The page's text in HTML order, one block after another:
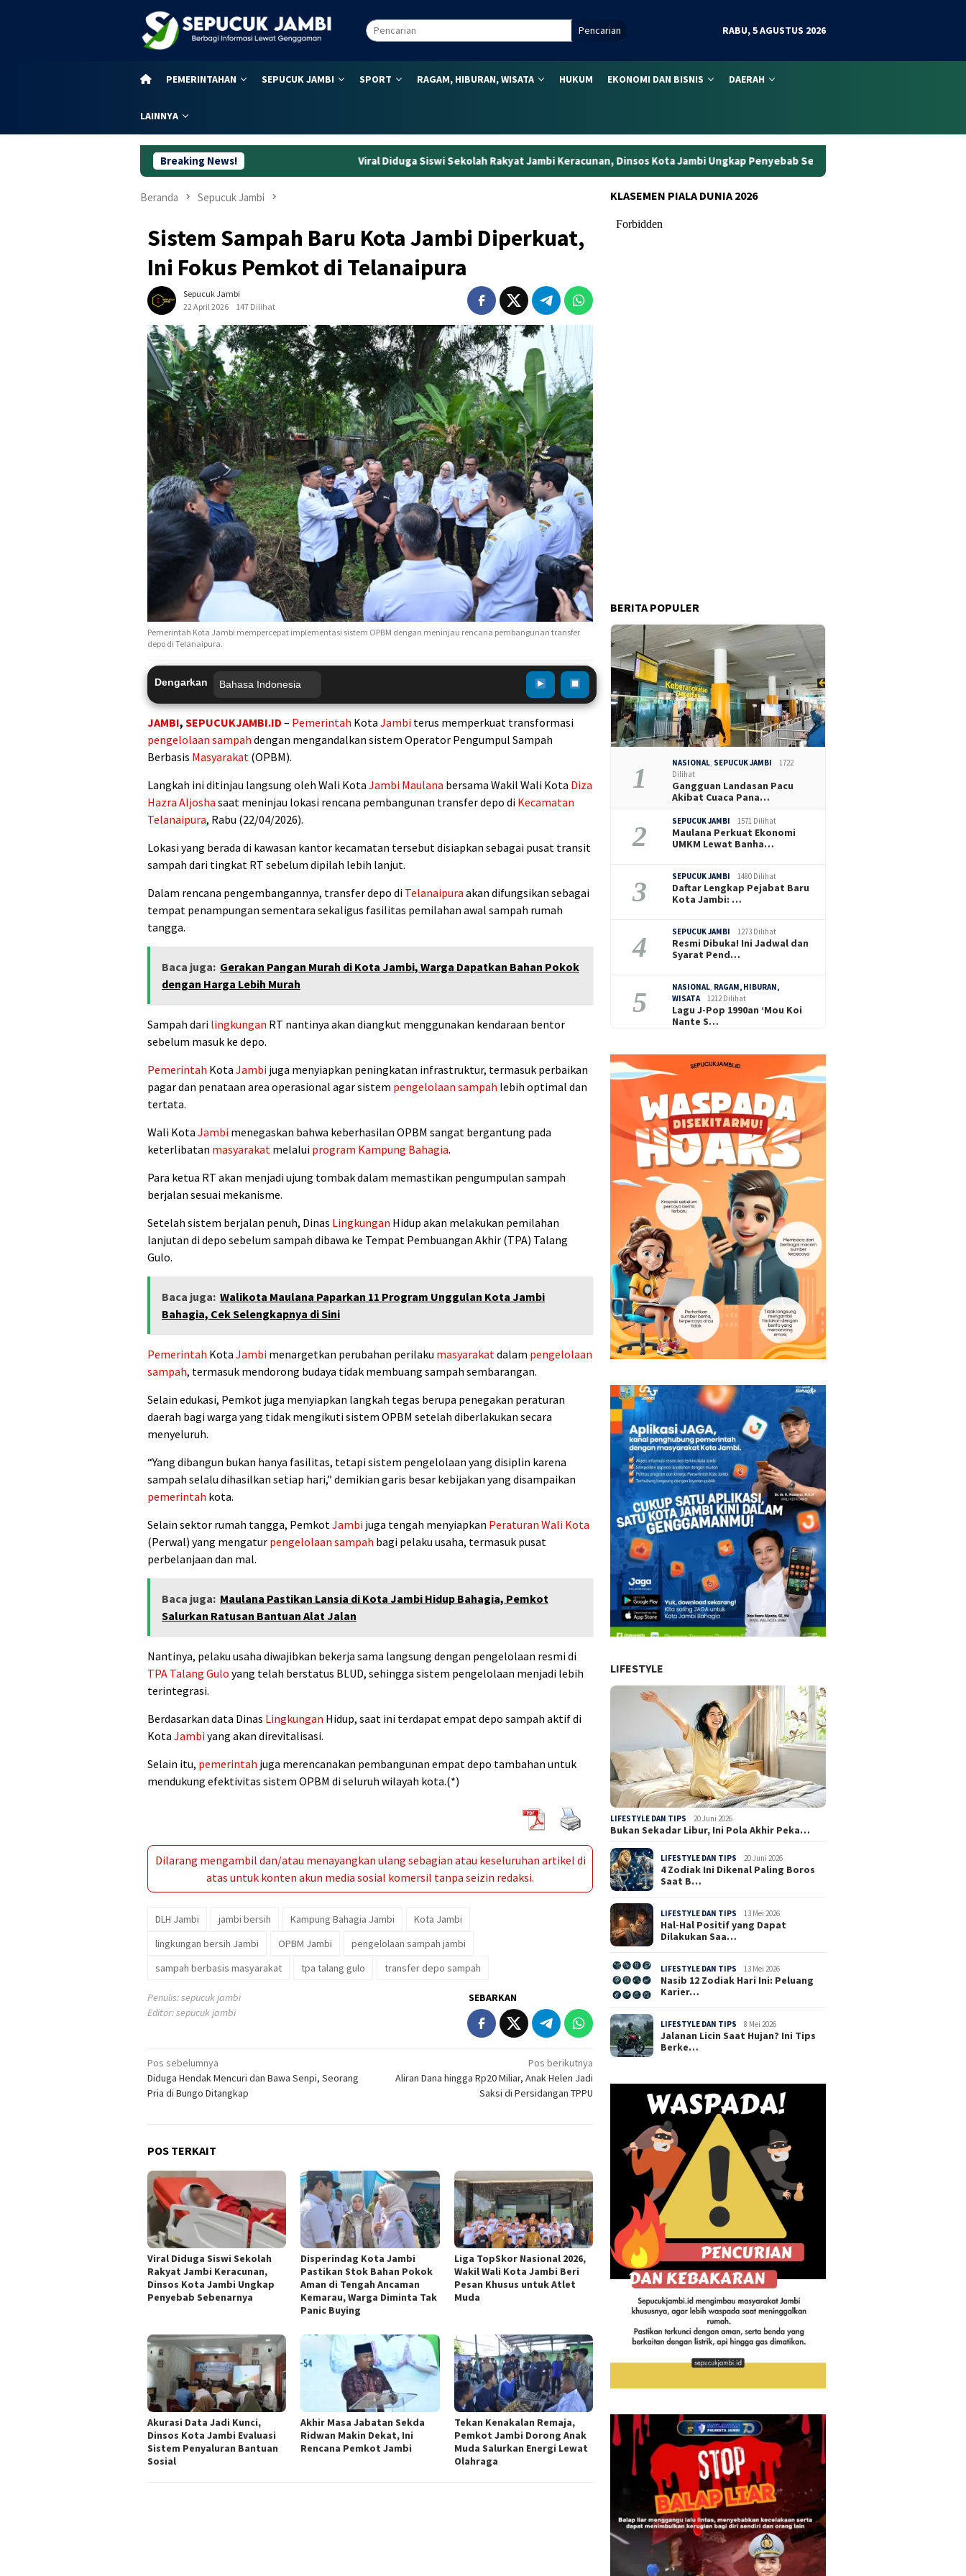
Pencarian RABU, 5 AGUSTUS 2026
PEMERINTAHAN SEPUCUK JAMBI SPORT RAGAM, HIBURAN, WISATA HUKUM EKONOMI DAN BISNIS DAERAH
LAINNYA
Breaking News! Viral Diduga Siswi Sekolah Rakyat Jambi Keracunan, Dinsos Kota Jambi Ungkap Penyebab Sebenarnya Wanita Pengguna Motor Wajib
Beranda Sepucuk Jambi
Sistem Sampah Baru Kota Jambi Diperkuat,
Ini Fokus Pemkot di Telanaipura
Sepucuk Jambi
22 April 2026
147 Dilihat
Pemerintah Kota Jambi mempercepat implementasi sistem OPBM dengan meninjau rencana pembangunan transfer
depo di Telanaipura.
Dengarkan
JAMBI, SEPUCUKJAMBI.ID – Pemerintah Kota Jambi terus memperkuat transformasi
pengelolaan sampah dengan mengandalkan sistem Operator Pengumpul Sampah
Berbasis Masyarakat (OPBM).
Langkah ini ditinjau langsung oleh Wali Kota Jambi Maulana bersama Wakil Wali Kota Diza
Hazra Aljosha saat meninjau lokasi rencana pembangunan transfer depo di Kecamatan
Telanaipura, Rabu (22/04/2026).
Lokasi yang berada di kawasan kantor kecamatan tersebut disiapkan sebagai pusat transit
sampah dari tingkat RT sebelum dipilah lebih lanjut.
Dalam rencana pengembangannya, transfer depo di Telanaipura akan difungsikan sebagai
tempat penampungan sementara sekaligus fasilitas pemilahan awal sampah rumah
tangga.
Baca juga: Gerakan Pangan Murah di Kota Jambi, Warga Dapatkan Bahan Pokok
dengan Harga Lebih Murah
Sampah dari lingkungan RT nantinya akan diangkut menggunakan kendaraan bentor
sebelum masuk ke depo.
Pemerintah Kota Jambi juga menyiapkan peningkatan infrastruktur, termasuk perbaikan
pagar dan penataan area operasional agar sistem pengelolaan sampah lebih optimal dan
tertata.
Wali Kota Jambi menegaskan bahwa keberhasilan OPBM sangat bergantung pada
keterlibatan masyarakat melalui program Kampung Bahagia.
Para ketua RT akan menjadi ujung tombak dalam memastikan pengumpulan sampah
berjalan sesuai mekanisme.
Setelah sistem berjalan penuh, Dinas Lingkungan Hidup akan melakukan pemilahan
lanjutan di depo sebelum sampah dibawa ke Tempat Pembuangan Akhir (TPA) Talang
Gulo.
Baca juga: Walikota Maulana Paparkan 11 Program Unggulan Kota Jambi
Bahagia, Cek Selengkapnya di Sini
Pemerintah Kota Jambi menargetkan perubahan perilaku masyarakat dalam pengelolaan
sampah, termasuk mendorong budaya tidak membuang sampah sembarangan.
Selain edukasi, Pemkot juga menyiapkan langkah tegas berupa penegakan peraturan
daerah bagi warga yang tidak mengikuti sistem OPBM setelah diberlakukan secara
menyeluruh.
“Yang dibangun bukan hanya fasilitas, tetapi sistem pengelolaan yang disiplin karena
sampah selalu dihasilkan setiap hari,” demikian garis besar kebijakan yang disampaikan
pemerintah kota.
Selain sektor rumah tangga, Pemkot Jambi juga tengah menyiapkan Peraturan Wali Kota
(Perwal) yang mengatur pengelolaan sampah bagi pelaku usaha, termasuk pusat
perbelanjaan dan mal.
Baca juga: Maulana Pastikan Lansia di Kota Jambi Hidup Bahagia, Pemkot
Salurkan Ratusan Bantuan Alat Jalan
Nantinya, pelaku usaha diwajibkan bekerja sama langsung dengan pengelolaan resmi di
TPA Talang Gulo yang telah berstatus BLUD, sehingga sistem pengelolaan menjadi lebih
terintegrasi.
Berdasarkan data Dinas Lingkungan Hidup, saat ini terdapat empat depo sampah aktif di
Kota Jambiyang akan direvitalisasi.
Selain itu, pemerintah juga merencanakan pembangunan empat depo tambahan untuk
mendukung efektivitas sistem OPBM di seluruh wilayah kota.(*)
Dilarang mengambil dan/atau menayangkan ulang sebagian atau keseluruhan artikel di
atas untuk konten akun media sosial komersil tanpa seizin redaksi.
DLH Jambi jambi bersih Kampung Bahagia Jambi
Kota Jambi
lingkungan bersih Jambi
OPBM Jambi
pengelolaan sampah jambi
sampah berbasis masyarakat
tpa talang gulo transfer depo sampah
Penulis: sepucuk jambi
Editor: sepucuk jambi
SEBARKAN
Navigasi
pos
Pos sebelumnya
Diduga Hendak Mencuri dan Bawa Senpi, Seorang
Pria di Bungo Ditangkap
Pos berikutnya
Aliran Dana hingga Rp20 Miliar, Anak Helen Jadi
Saksi di Persidangan TPPU
POS TERKAIT
Viral Diduga Siswi Sekolah
Rakyat Jambi Keracunan,
Dinsos Kota Jambi Ungkap
Penyebab Sebenarnya
Disperindag Kota Jambi
Pastikan Stok Bahan Pokok
Aman di Tengah Ancaman
Kemarau, Warga Diminta Tak
Panic Buying
Liga TopSkor Nasional 2026,
Wakil Wali Kota Jambi Beri
Pesan Khusus untuk Atlet
Muda
Akurasi Data Jadi Kunci,
Dinsos Kota Jambi Evaluasi
Sistem Penyaluran Bantuan
Sosial
Akhir Masa Jabatan Sekda
Ridwan Makin Dekat, Ini
Rencana Pemkot Jambi
Tekan Kenakalan Remaja,
Pemkot Jambi Dorong Anak
Muda Salurkan Energi Lewat
Olahraga
KLASEMEN PIALA DUNIA 2026
BERITA POPULER
1 NASIONAL SEPUCUK JAMBI
1722
Dilihat
Gangguan Landasan Pacu
Akibat Cuaca Pana…
2 SEPUCUK JAMBI 1571 Dilihat
Maulana Perkuat Ekonomi
UMKM Lewat Banha…
3 SEPUCUK JAMBI 1480 Dilihat
Daftar Lengkap Pejabat Baru
Kota Jambi: …
4 SEPUCUK JAMBI 1273 Dilihat
Resmi Dibuka! Ini Jadwal dan
Syarat Pend…
5 NASIONAL RAGAM, HIBURAN,
WISATA
1212 Dilihat
Lagu J-Pop 1990an ‘Mou Koi
Nante S…
LIFESTYLE
LIFESTYLE DAN TIPS 20 Juni 2026
Bukan Sekadar Libur, Ini Pola Akhir Peka…
LIFESTYLE DAN TIPS 20 Juni 2026
4 Zodiak Ini Dikenal Paling Boros
Saat B…
LIFESTYLE DAN TIPS 13 Mei 2026
Hal-Hal Positif yang Dapat
Dilakukan Saa…
LIFESTYLE DAN TIPS 13 Mei 2026
Nasib 12 Zodiak Hari Ini: Peluang
Karier…
LIFESTYLE DAN TIPS 8 Mei 2026
Jalanan Licin Saat Hujan? Ini Tips
Berke…